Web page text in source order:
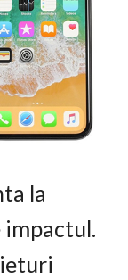
la
impactul.